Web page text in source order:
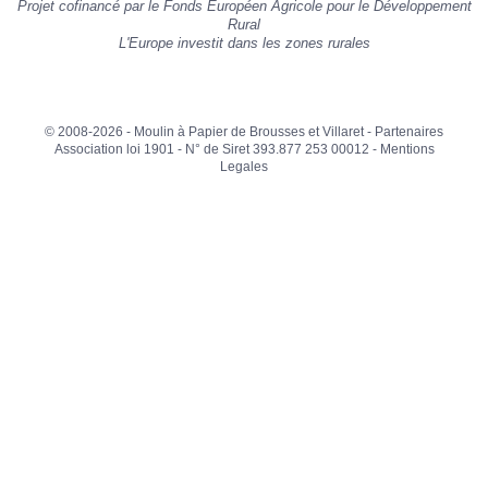
Projet cofinancé par le Fonds Européen Agricole pour le Développement
Rural
L'Europe investit dans les zones rurales
© 2008-2026 - Moulin à Papier de Brousses et Villaret - Partenaires
Association loi 1901 - N° de Siret 393.877 253 00012 - Mentions
Legales